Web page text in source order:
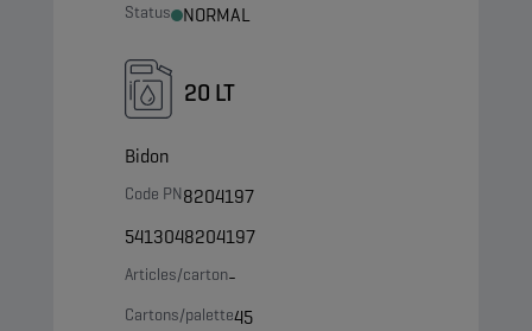
Status NORMAL
20 LT
Bidon
Code PN8204197
5413048204197
Articles/carton-
Cartons/palette45